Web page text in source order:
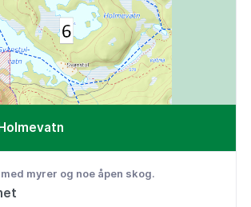
myrer og noe åpen skog.